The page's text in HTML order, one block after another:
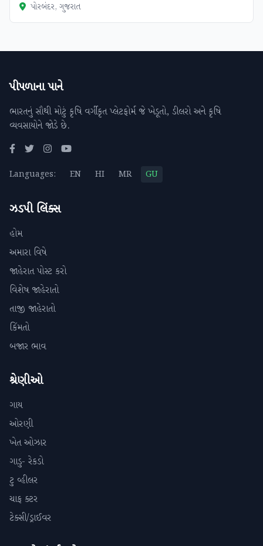
પોરબંદર, ગુજરાત
પીપળાના પાને
ભારતનું સૌથી મોટું કૃષિ વર્ગીકૃત પ્લેટફોર્મ જે ખેડૂતો, ડીલરો અને કૃષિ
વ્યવસાયોને જોડે છે.
Languages: EN HI MR GU
ઝડપી લિંક્સ
હોમ
અમારા વિષે
જાહેરાત પોસ્ટ કરો
વિશેષ જાહેરાતો
તાજી જાહેરાતો
કિંમતો
બજાર ભાવ
શ્રેણીઓ
ગાય
ઓરણી
ખેત ઓઝાર
ગાડુ- રેકડો
ટુ વ્હીલર
ચાફ ક્ટર
ટેક્સી/ડ્રાઈવર